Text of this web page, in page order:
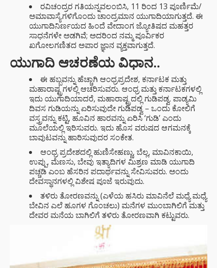
ರವಿಚಂದ್ರರ ಗತಿಯನ್ನವಲಂಬಿಸಿ, 11 ರಿಂದ 13 ಪೂರ್ಣಿಮೆ/
ಅಮಾವಾಸ್ಯೆಗಳಿಗೊಂದು ಚಾಂದ್ರಮಾನ ಯುಗಾದಿಯಾಗುತ್ತದೆ. ಈ
ಯುಗಾದಿನಿರ್ಣಯದ ಹಿಂದೆ ವೇದಾಂಗ ಜ್ಯೋತಿಷದ ಮಹತ್ತರ
ಸಾಧನೆಗಳೇ ಅಡಗಿವೆ; ಅದರಿಂದ ನಮ್ಮ ಪೂರ್ವಿಕರ
ಖಗೋಲಗಣಿತದ ಅಪಾರ ಜ್ಞಾನ ವ್ಯಕ್ತವಾಗುತ್ತದೆ.
ಯುಗಾದಿ ಆಚರಣೆಯ ವಿಧಾನ..
ಈ ಹಬ್ಬವನ್ನು ಹೆಚ್ಚಾಗಿ ಆಂಧ್ರಪ್ರದೇಶ, ಕರ್ನಾಟಕ ಮತ್ತು
ಮಹಾರಾಷ್ಟ್ರಗಳಲ್ಲಿ ಆಚರಿಸುವರು. ಆಂಧ್ರ ಮತ್ತು ಕರ್ನಾಟಕಗಳಲ್ಲಿ
ಇದು ಯುಗಾದಿಯಾದರೆ, ಮಹಾರಾಷ್ಟ್ರದಲ್ಲಿ ಗುಡಿಪಡ್ವ. ಪಾಡ್ಯಮಿ
ದಿವಸ ಗುಡಿಯನ್ನು ಏರಿಸುವುದೇ ಗುಡಿಪಡ್ವ – ಒಂದು ಕೋಲಿಗೆ
ವಸ್ತ್ರವನ್ನು ಕಟ್ಟಿ, ಹೂವಿನ ಹಾರವನ್ನು ಏರಿಸಿ ‘ಗುಡಿ’ ಎಂದು
ಮೂಲೆಯಲ್ಲಿ ಇರಿಸುವರು. ಇದು ಹೊಸ ವರುಷದ ಆಗಮನಕ್ಕೆ
ಬಾವುಟವನ್ನು ಹಾರಿಸುವುದರ ಸಂಕೇತ.
ಆಂಧ್ರ ಪ್ರದೇಶದಲ್ಲಿ ಹುಣಿಸೇಹಣ್ಣು, ಬೆಲ್ಲ, ಮಾವಿನಕಾಯಿ,
ಉಪ್ಪು, ಮೆಣಸು, ಬೇವು ಇತ್ಯಾದಿಗಳ ಮಿಶ್ರಣ ಮಾಡಿ ಯುಗಾದಿ
ಪಚ್ಚಡಿ ಎಂಬ ಹೆಸರಿನ ಪದಾರ್ಥವನ್ನು ಸೇವಿಸುವರು. ಅಂದು
ದೇವಸ್ಥಾನಗಳಲ್ಲಿ ವಿಶೇಷ ಪೂಜೆ ಇರುವುದು.
ತಳಿರು ತೋರಣವನ್ನು (ಎಳೆಯ ಹಸಿರು ಮಾವಿನೆಲೆ ಮಧ್ಯೆ ಮಧ್ಯೆ
ಬೇವಿನ ಎಲೆ ಹೂಗಳ ಗೊಂಚಲು) ಮನೆಗಳ ಮುಂಬಾಗಿಲಿಗೆ ಮತ್ತು
ದೇವರ ಮನೆಯ ಬಾಗಿಲಿಗೆ ತಳಿರು ತೋರಣವಾಗಿ ಕಟ್ಟುವರು.